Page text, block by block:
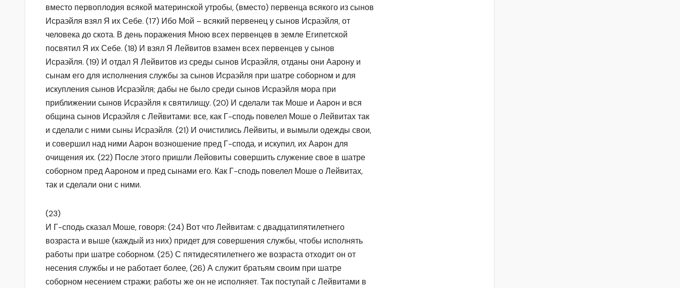
вместо первоплодия всякой материнской утробы, (вместо) первенца всякого из сынов
Исраэйля взял Я их Себе. (17) Ибо Мой – всякий первенец у сынов Исраэйля, от
человека до скота. В день поражения Мною всех первенцев в земле Египетской
посвятил Я их Себе. (18) И взял Я Лейвитов взамен всех первенцев у сынов
Исраэйля. (19) И отдал Я Лейвитов из среды сынов Исраэйля, отданы они Аарону и
сынам его для исполнения службы за сынов Исраэйля при шатре соборном и для
искупления сынов Исраэйля; дабы не было среди сынов Исраэйля мора при
приближении сынов Исраэйля к святилищу. (20) И сделали так Моше и Аарон и вся
община сынов Исраэйля с Лейвитами: все, как Г-сподь повелел Моше о Лейвитах так
и сделали с ними сыны Исраэйля. (21) И очистились Лейвиты, и вымыли одежды свои,
и совершил над ними Аарон возношение пред Г-спода, и искупил, их Аарон для
очищения их. (22) После этого пришли Лейовиты совершить служение свое в шатре
соборном пред Аароном и пред сынами его. Как Г-сподь повелел Моше о Лейвитах,
так и сделали они с ними.
(23)
И Г-сподь сказал Моше, говоря: (24) Вот что Лейвитам: с двадцатипятилетнего
возраста и выше (каждый из них) придет для совершения службы, чтобы исполнять
работы при шатре соборном. (25) С пятидесятилетнего же возраста отходит он от
несения службы и не работает более, (26) А служит братьям своим при шатре
соборном несением стражи; работы же он не исполняет. Так поступай с Лейвитами в